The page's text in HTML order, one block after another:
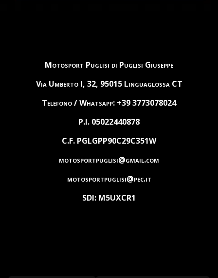
Motosport Puglisi di Puglisi Giuseppe
Via Umberto I, 32, 95015 Linguaglossa CT
Telefono / Whatsapp: +39 3773078024
P.I. 05022440878
C.F. PGLGPP90C29C351W
motosportpuglisi@gmail.com
motosportpuglisi@pec.it
SDI: M5UXCR1